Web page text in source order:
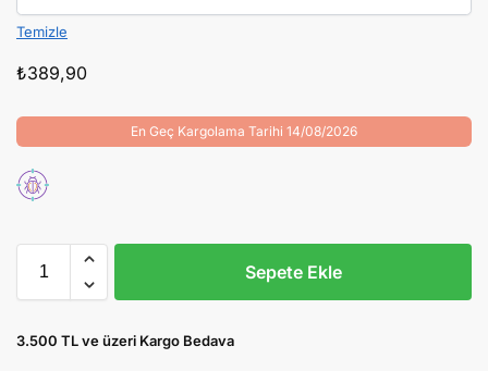
Temizle
₺389,90
En Geç Kargolama Tarihi 14/08/2026
Sepete Ekle
3.500 TL ve üzeri Kargo Bedava